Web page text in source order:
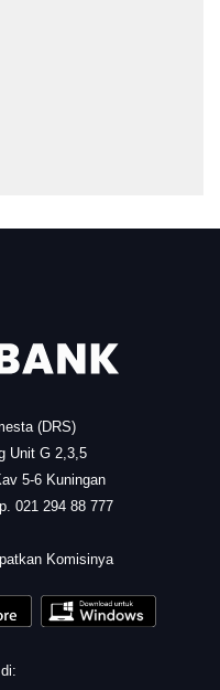
(DRS)
Unit G 2,3,5
5-6 Kuningan
021 294 88 777
Komisinya